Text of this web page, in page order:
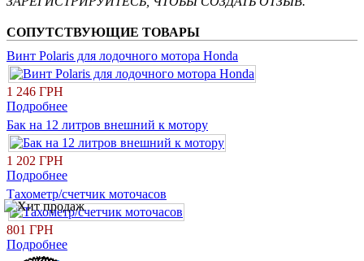
СОПУТСТВУЮЩИЕ ТОВАРЫ
Винт Polaris для лодочного мотора Honda
1 246 ГРН
Подробнее
Бак на 12 литров внешний к мотору
1 202 ГРН
Подробнее
Тахометр/счетчик моточасов
801 ГРН
Подробнее